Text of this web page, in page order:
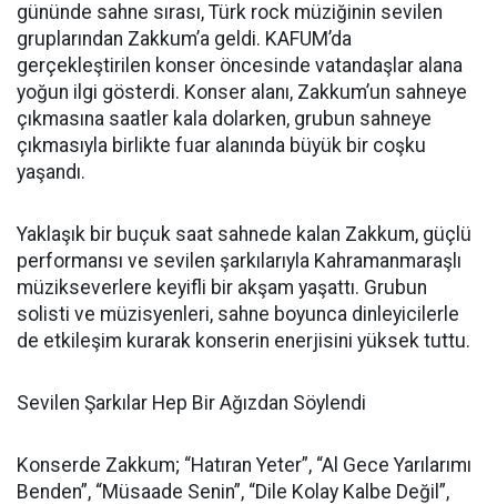
gününde sahne sırası, Türk rock müziğinin sevilen
gruplarından Zakkum’a geldi. KAFUM’da
gerçekleştirilen konser öncesinde vatandaşlar alana
yoğun ilgi gösterdi. Konser alanı, Zakkum’un sahneye
çıkmasına saatler kala dolarken, grubun sahneye
çıkmasıyla birlikte fuar alanında büyük bir coşku
yaşandı.
Yaklaşık bir buçuk saat sahnede kalan Zakkum, güçlü
performansı ve sevilen şarkılarıyla Kahramanmaraşlı
müzikseverlere keyifli bir akşam yaşattı. Grubun
solisti ve müzisyenleri, sahne boyunca dinleyicilerle
de etkileşim kurarak konserin enerjisini yüksek tuttu.
Sevilen Şarkılar Hep Bir Ağızdan Söylendi
Konserde Zakkum; “Hatıran Yeter”, “Al Gece Yarılarımı
Benden”, “Müsaade Senin”, “Dile Kolay Kalbe Değil”,